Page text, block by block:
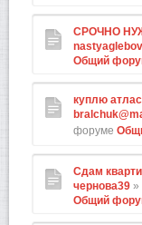
СРОЧНО
Общий
куплю
форуме
Сдам
чернова39 »
Общий